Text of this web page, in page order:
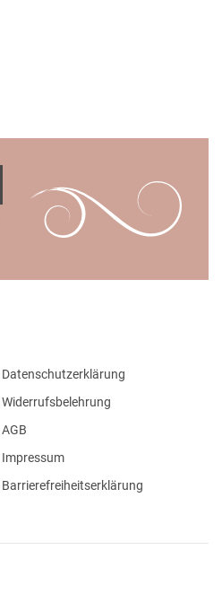
Datenschutzerklärung
Widerrufsbelehrung
AGB
Impressum
Barrierefreiheitserklärung